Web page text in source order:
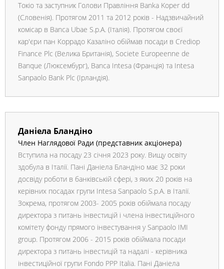
Токіо та заступник Голови Правління Banka Koper dd
(Словенія). Протягом 2011 та 2012 років - Надзвичайний
комісар в Banca Ubae S.p.A. (Італія). Протягом своєї
кар'єри пан Коррадо Казаліно обіймав посади в Crediop
Finance Plc (Велика Британія), Societe Europeenne de
Banque (Люксембург), Banca Intesa (Франція) та Intesa
Sanpaolo Bank Plc (Ірландія).
Даніела Бландіно
Член Наглядової Ради (представник акціонера)
Вступила на посаду 23 січня 2023 року. Вищу освіту
здобула в Італії. Пані Даніела Бландіно має 32 роки
досвіду роботи в банківській сфері, з яких 20 років на
керівних посадах групи Intesa Sanpaolo S.p.A. в Італії.
Зокрема, протягом 2003- 2005 років обіймала посаду
директора з питань інвестицій і члена інвестиційного
комітету фонду прямого інвестування у Sanpaolo IMI
group. Протягом 2006 - 2015 років обіймала посади
директора з питань інвестицій та надалі - керівника
інвестиційної групи Fondo PPP Italia. Пані Даніела